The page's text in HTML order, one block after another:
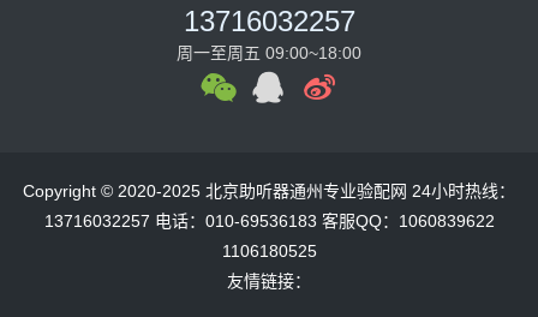
13716032257
周一至周五 09:00~18:00
Copyright © 2020-2025 北京助听器通州专业验配网 24小时热线：
13716032257 电话：010-69536183 客服QQ：1060839622
1106180525
友情链接：